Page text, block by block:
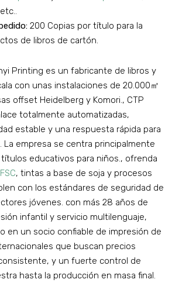
200 Copias por título para la
de libros de cartón.
Printing es un fabricante de libros y
con unas instalaciones de 20.000㎡
offset Heidelberg y Komori., CTP
totalmente automatizadas,
estable y una respuesta rápida para
La empresa se centra principalmente
educativos para niños., ofrenda
, tintas a base de soja y procesos
con los estándares de seguridad de
jóvenes. con más 28 años de
infantil y servicio multilenguaje,
en un socio confiable de impresión de
que buscan precios
y un fuerte control de
hasta la producción en masa final.